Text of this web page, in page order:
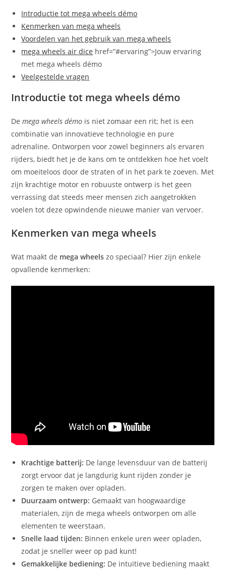
Introductie tot mega wheels démo
Kenmerken van mega wheels
Voordelen van het gebruik van mega wheels
mega wheels air dice href=”#ervaring”>Jouw ervaring
met mega wheels démo
Veelgestelde vragen
Introductie tot mega wheels démo
Demega wheels démo is niet zomaar een rit; het is een
combinatie van innovatieve technologie en pure
adrenaline. Ontworpen voor zowel beginners als ervaren
rijders, biedt het je de kans om te ontdekken hoe het voelt
om moeiteloos door de straten of in het park te zoeven. Met
zijn krachtige motor en robuuste ontwerp is het geen
verrassing dat steeds meer mensen zich aangetrokken
voelen tot deze opwindende nieuwe manier van vervoer.
Kenmerken van mega wheels
Wat maakt de mega wheels zo speciaal? Hier zijn enkele
opvallende kenmerken:
Krachtige batterij: De lange levensduur van de batterij
zorgt ervoor dat je langdurig kunt rijden zonder je
zorgen te maken over opladen.
Duurzaam ontwerp: Gemaakt van hoogwaardige
materialen, zijn de mega wheels ontworpen om alle
elementen te weerstaan.
Snelle laad tijden: Binnen enkele uren weer opladen,
zodat je sneller weer op pad kunt!
Gemakkelijke bediening: De intuïtieve bediening maakt